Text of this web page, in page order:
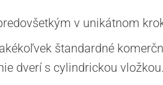
v unikátnom
štandardné
dverí s cylindrickou vložkou.